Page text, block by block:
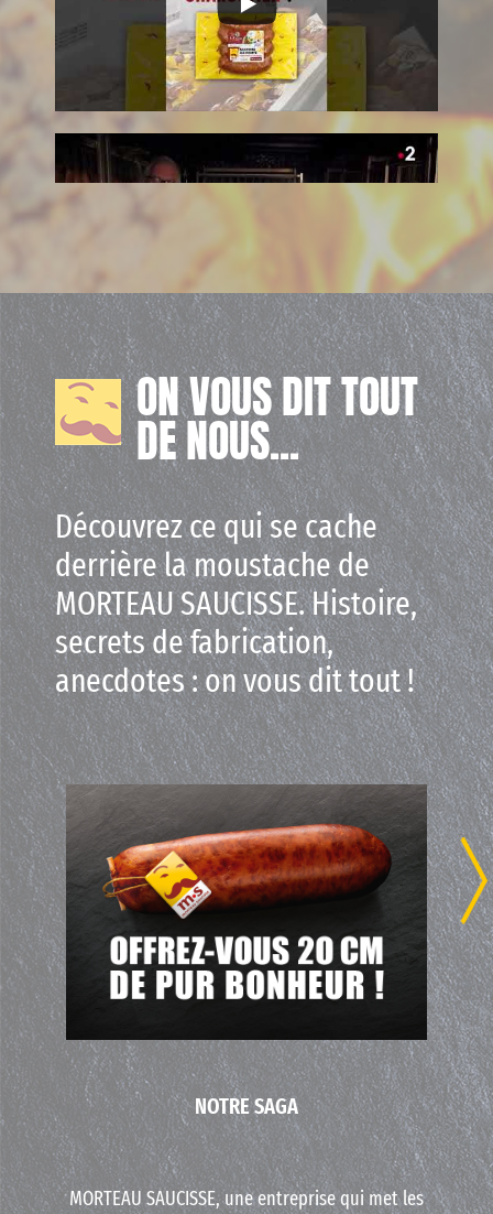
ON VOUS DIT TOUT
DE NOUS...
Découvrez ce qui se cache
derrière la moustache de
MORTEAU SAUCISSE. Histoire,
secrets de fabrication,
anecdotes : on vous dit tout !
NOTRE SAGA
MORTEAU SAUCISSE, une entreprise qui met les
Previous